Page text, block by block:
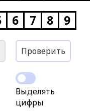
6 7 8 9
Проверить
Выделять
цифры